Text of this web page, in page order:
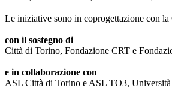
Le iniziative sono in coprogettazione con
con il sostegno di
Città di Torino, Fondazione CRT e
e in collaborazione con
ASL Città di Torino e ASL TO3,